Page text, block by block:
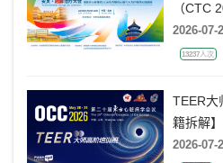
（CTC
2026-07-
13237人次
TEER大
籍拆解
2026-07-